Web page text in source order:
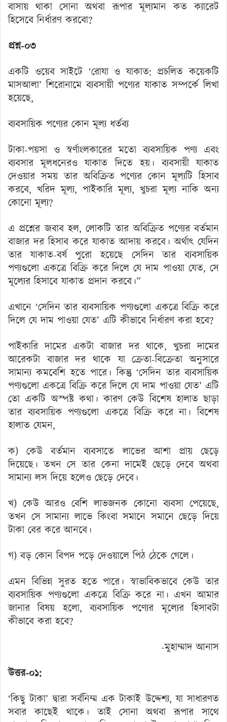
বাসায় থাকা সোনা অথবা রূপার মূল্যমান কত ক্যারেট
হিসেবে নির্ধারণ করবো?
প্রশ্ন-০৩
একটি ওয়েব সাইটে ‘রোযা ও যাকাত: প্রচলিত কয়েকটি
মাসআলা’ শিরোনামে ব্যবসায়ী পণ্যের যাকাত সম্পর্কে লিখা
হয়েছে,
ব্যবসায়িক পণ্যের কোন মূল্য ধর্তব্য
টাকা-পয়সা ও স্বর্ণাংলকারের মতো ব্যবসায়িক পণ্য এবং
ব্যবসার মূলধনেরও যাকাত দিতে হয়। ব্যবসায়ী যাকাত
দেওয়ার সময় তার অবিক্রিত পণ্যের কোন মূল্যটি হিসাব
করবে, খরিদ মূল্য, পাইকারি মূল্য, খুচরা মূল্য নাকি অন্য
কোনো মূল্য?
এ প্রশ্নের জবাব হল, লোকটি তার অবিক্রিত পণ্যের বর্তমান
বাজার দর হিসাব করে যাকাত আদায় করবে। অর্থাৎ যেদিন
তার যাকাত-বর্ষ পুরো হয়েছে সেদিন তার ব্যবসায়িক
পণ্যগুলো একত্রে বিক্রি করে দিলে যে দাম পাওয়া যেত, সে
মূল্যের হিসাবে যাকাত প্রদান করবে।”
এখানে ‘সেদিন তার ব্যবসায়িক পণ্যগুলো একত্রে বিক্রি করে
দিলে যে দাম পাওয়া যেত’ এটি কীভাবে নির্ধারণ করা হবে?
পাইকারি দামের একটা বাজার দর থাকে, খুচরা দামের
আরেকটা বাজার দর থাকে যা ক্রেতা-বিক্রেতা অনুসারে
সামান্য কমবেশি হতে পারে। কিন্তু ‘সেদিন তার ব্যবসায়িক
পণ্যগুলো একত্রে বিক্রি করে দিলে যে দাম পাওয়া যেত’ এটি
তো একটি অস্পষ্ট কথা। কারণ কেউ বিশেষ হালাত ছাড়া
তার ব্যবসায়িক পণ্যগুলো একত্রে বিক্রি করে না। বিশেষ
হালাত যেমন,
ক) কেউ বর্তমান ব্যবসাতে লাভের আশা প্রায় ছেড়ে
দিয়েছে। তখন সে তার কেনা দামেই ছেড়ে দেবে অথবা
সামান্য লস দিয়ে হলেও ছেড়ে দেবে।
খ) কেউ আরও বেশি লাভজনক কোনো ব্যবসা পেয়েছে,
তখন সে সামান্য লাভে কিংবা সমানে সমানে ছেড়ে দিয়ে
টাকা বের করে আনবে।
গ) বড় কোন বিপদ পড়ে দেওয়ালে পিঠ ঠেকে গেলে।
এমন বিভিন্ন সুরত হতে পারে। স্বাভাবিকভাবে কেউ তার
ব্যবসায়িক পণ্যগুলো একত্রে বিক্রি করে না। এখন আমার
জানার বিষয় হলো, ব্যবসায়িক পণ্যের মূল্যের হিসাবটা
কীভাবে করা হবে?
-মুহাম্মাদ আনাস
উত্তর-০১:
‘কিছু টাকা’ দ্বারা সর্বনিম্ম এক টাকাই উদ্দেশ্য, যা সাধারণত
সবার কাছেই থাকে। তাই সোনা অথবা রূপার সাথে